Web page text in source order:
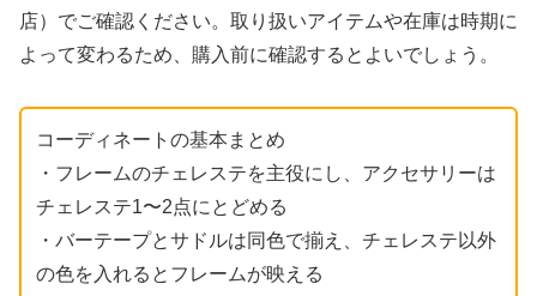
店）でご確認ください。取り扱いアイテムや在庫は時期に
よって変わるため、購入前に確認するとよいでしょう。
コーディネートの基本まとめ
・フレームのチェレステを主役にし、アクセサリーは
チェレステ1〜2点にとどめる
・バーテープとサドルは同色で揃え、チェレステ以外
の色を入れるとフレームが映える